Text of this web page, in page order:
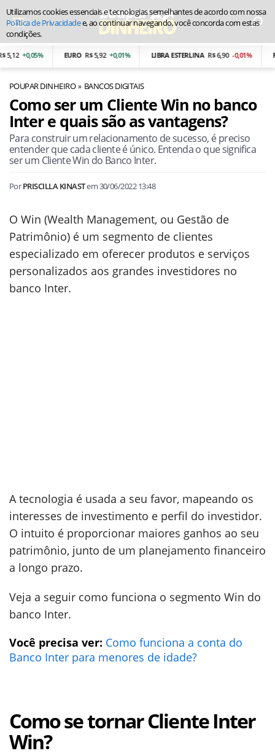
+0,05% EURO R$ 5,92 +0,01% LIBRA ESTERLINA R$ 6,90 -0,01%
POUPAR DINHEIRO BANCOS DIGITAIS
Como ser um Cliente Win no banco
Inter e quais são as vantagens?
Para construir um relacionamento de sucesso, é preciso
entender que cada cliente é único. Entenda o que significa
ser um Cliente Win do Banco Inter.
PorPRISCILLA KINASTem30/06/2022 13:48
O Win (Wealth Management, ou Gestão de
Patrimônio) é um segmento de clientes
especializado em oferecer produtos e serviços
personalizados aos grandes investidores no
banco Inter.
A tecnologia é usada a seu favor, mapeando os
interesses de investimento e perfil do investidor.
O intuito é proporcionar maiores ganhos ao seu
patrimônio, junto de um planejamento financeiro
a longo prazo.
Veja a seguir como funciona o segmento Win do
banco Inter.
Você precisa ver: Como funciona a conta do
Banco Inter para menores de idade?
Como se tornar Cliente Inter
Win?
Utilizamos cookies essenciais e tecnologias semelhantes de acordo com nossa
Política de Privacidadee, ao continuar navegando, você concorda com estas
condições.